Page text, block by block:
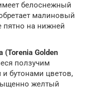
белоснежный
малиновый
пятно на нижней
(Torenia Golden
ползучим
бутонами цветов,
желтый